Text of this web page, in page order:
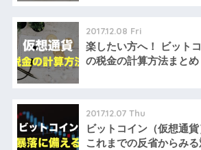
2017.12.08 Fri
楽したい方へ！ ビット
の税金の計算方法まとめ
2017.12.07 Thu
ビットコイン（仮想通貨
これまでの反省からみる